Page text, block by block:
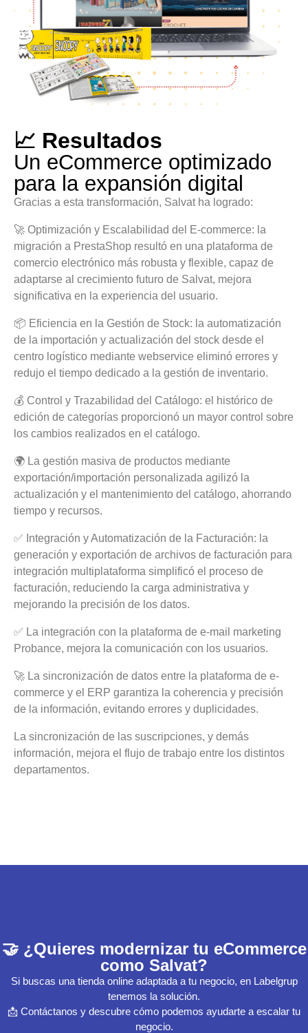
📈 Resultados
Un eCommerce optimizado
para la expansión digital
Gracias a esta transformación, Salvat ha logrado:
🚀 Optimización y Escalabilidad del E-commerce: la
migración a PrestaShop resultó en una plataforma de
comercio electrónico más robusta y flexible, capaz de
adaptarse al crecimiento futuro de Salvat, mejora
significativa en la experiencia del usuario.
📦 Eficiencia en la Gestión de Stock: la automatización
de la importación y actualización del stock desde el
centro logístico mediante webservice eliminó errores y
redujo el tiempo dedicado a la gestión de inventario.
💰 Control y Trazabilidad del Catálogo: el histórico de
edición de categorías proporcionó un mayor control sobre
los cambios realizados en el catálogo.
🌍 La gestión masiva de productos mediante
exportación/importación personalizada agilizó la
actualización y el mantenimiento del catálogo, ahorrando
tiempo y recursos.
✅ Integración y Automatización de la Facturación: la
generación y exportación de archivos de facturación para
integración multiplataforma simplificó el proceso de
facturación, reduciendo la carga administrativa y
mejorando la precisión de los datos.
✅ La integración con la plataforma de e-mail marketing
Probance, mejora la comunicación con los usuarios.
🚀 La sincronización de datos entre la plataforma de e-
commerce y el ERP garantiza la coherencia y precisión
de la información, evitando errores y duplicidades.
La sincronización de las suscripciones, y demás
información, mejora el flujo de trabajo entre los distintos
departamentos.
🤝 ¿Quieres modernizar tu eCommerce
como Salvat?
Si buscas una tienda online adaptada a tu negocio, en Labelgrup
tenemos la solución.
📩 Contáctanos y descubre cómo podemos ayudarte a escalar tu
negocio.